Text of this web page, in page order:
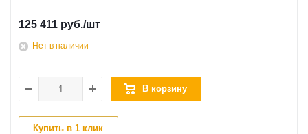
125 411 руб./шт
Нет в наличии
В корзину
Купить в 1 клик